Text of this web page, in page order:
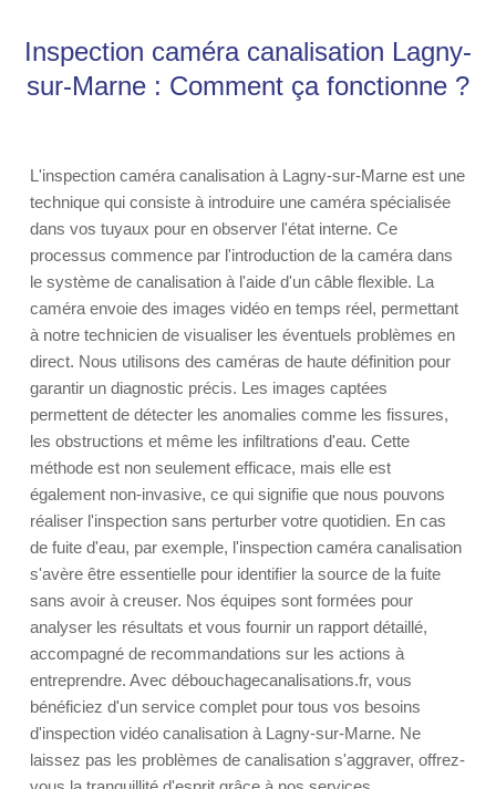
Inspection caméra canalisation Lagny-
sur-Marne : Comment ça fonctionne ?
L'inspection caméra canalisation à Lagny-sur-Marne est une
technique qui consiste à introduire une caméra spécialisée
dans vos tuyaux pour en observer l'état interne. Ce
processus commence par l'introduction de la caméra dans
le système de canalisation à l'aide d'un câble flexible. La
caméra envoie des images vidéo en temps réel, permettant
à notre technicien de visualiser les éventuels problèmes en
direct. Nous utilisons des caméras de haute définition pour
garantir un diagnostic précis. Les images captées
permettent de détecter les anomalies comme les fissures,
les obstructions et même les infiltrations d'eau. Cette
méthode est non seulement efficace, mais elle est
également non-invasive, ce qui signifie que nous pouvons
réaliser l'inspection sans perturber votre quotidien. En cas
de fuite d'eau, par exemple, l'inspection caméra canalisation
s'avère être essentielle pour identifier la source de la fuite
sans avoir à creuser. Nos équipes sont formées pour
analyser les résultats et vous fournir un rapport détaillé,
accompagné de recommandations sur les actions à
entreprendre. Avec débouchagecanalisations.fr, vous
bénéficiez d'un service complet pour tous vos besoins
d'inspection vidéo canalisation à Lagny-sur-Marne. Ne
laissez pas les problèmes de canalisation s'aggraver, offrez-